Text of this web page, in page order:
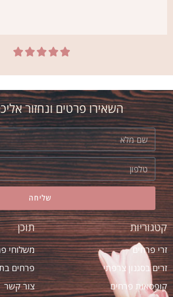





השאירו פרטים ונחזור
שליחה
קטגוריות
זרי פרחים
זרים בסגנון צרפתי
קופסאות פרחים
תוכן
משלוחי
פרחים
צור קשר